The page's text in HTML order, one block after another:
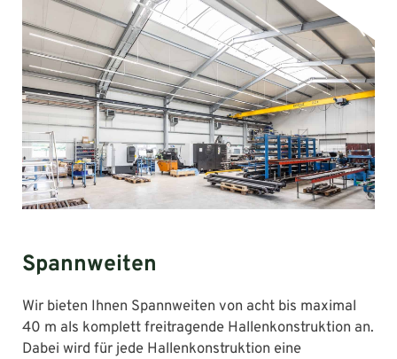
Spannweiten
Wir bieten Ihnen Spannweiten von acht bis maximal
40 m als komplett freitragende Hallenkonstruktion an.
Dabei wird für jede Hallenkonstruktion eine